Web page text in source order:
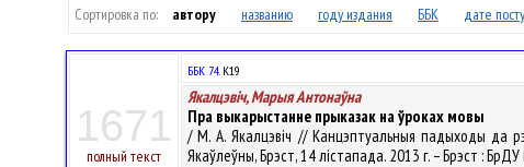
Сортировка по: автору названию году издания ББК дате
1671
полный текст
ББК 74.К19
Якалцэвіч, Марыя Антонаўна
Пра выкарыстанне прыказак на ўроках мовы
/ М. А. Якалцэвіч // Канцэптуальныя падыходы да
Якаўлеўны, Брэст, 14 лістапада. 2013 г. – Брэст :